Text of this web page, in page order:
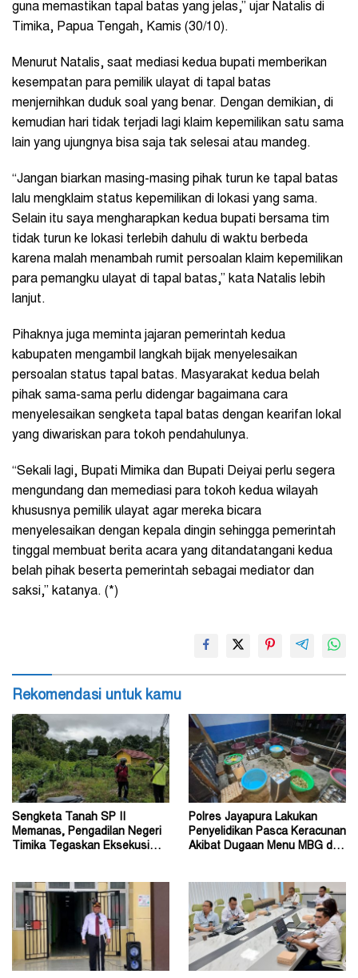
guna memastikan tapal batas yang jelas,” ujar Natalis di
Timika, Papua Tengah, Kamis (30/10).
Menurut Natalis, saat mediasi kedua bupati memberikan
kesempatan para pemilik ulayat di tapal batas
menjernihkan duduk soal yang benar. Dengan demikian, di
kemudian hari tidak terjadi lagi klaim kepemilikan satu sama
lain yang ujungnya bisa saja tak selesai atau mandeg.
“Jangan biarkan masing-masing pihak turun ke tapal batas
lalu mengklaim status kepemilikan di lokasi yang sama.
Selain itu saya mengharapkan kedua bupati bersama tim
tidak turun ke lokasi terlebih dahulu di waktu berbeda
karena malah menambah rumit persoalan klaim kepemilikan
para pemangku ulayat di tapal batas,” kata Natalis lebih
lanjut.
Pihaknya juga meminta jajaran pemerintah kedua
kabupaten mengambil langkah bijak menyelesaikan
persoalan status tapal batas. Masyarakat kedua belah
pihak sama-sama perlu didengar bagaimana cara
menyelesaikan sengketa tapal batas dengan kearifan lokal
yang diwariskan para tokoh pendahulunya.
“Sekali lagi, Bupati Mimika dan Bupati Deiyai perlu segera
mengundang dan memediasi para tokoh kedua wilayah
khususnya pemilik ulayat agar mereka bicara
menyelesaikan dengan kepala dingin sehingga pemerintah
tinggal membuat berita acara yang ditandatangani kedua
belah pihak beserta pemerintah sebagai mediator dan
saksi,” katanya. (*)
Rekomendasi untuk kamu
Sengketa Tanah SP II
Memanas, Pengadilan Negeri
Timika Tegaskan Eksekusi
Polres Jayapura Lakukan
Penyelidikan Pasca Keracunan
Akibat Dugaan Menu MBG di